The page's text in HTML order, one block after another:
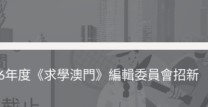
年度《求學澳門》編輯委員會招新